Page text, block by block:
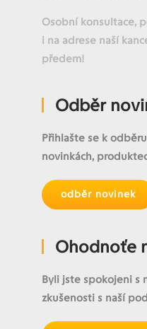
Osobní konsultace,
i na adrese naší
předem!
Odběr
Přihlašte se k
novinkách,
odběr novinek
Ohodnoťe
Byli jste spokojeni s
zkušenosti s naší